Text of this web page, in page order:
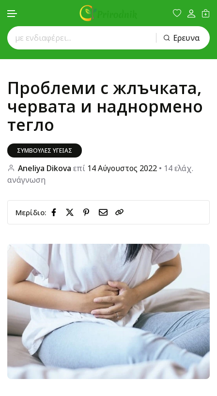
Ερευνα
Проблеми с жлъчката,
червата и наднормено
тегло
ΣΥΜΒΟΥΛΈΣ ΥΓΕΊΑΣ
Aneliya Dikova επί 14 Αύγουστος 2022 • 14 ελάχ.
ανάγνωση
Μερίδιο: